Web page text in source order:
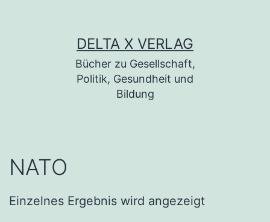
DELTA X VERLAG
Bücher zu Gesellschaft,
Politik, Gesundheit und
Bildung
NATO
Einzelnes Ergebnis wird angezeigt